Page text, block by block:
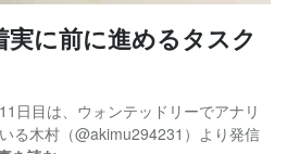
に前に進めるタスク
日目は、ウォンテッドリーでアナリ
る木村（@akimu294231）より発信